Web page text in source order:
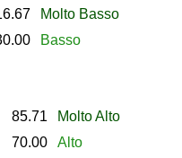
Molto Basso
Basso
85.71
Molto Alto
70.00
Alto